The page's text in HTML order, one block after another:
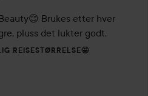
Brukes etter hver
pluss det lukter godt.
REISESTØRRELSE🤩